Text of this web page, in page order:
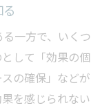
一方で、いくつ
して「効果の個
の確保」などが
を感じられない